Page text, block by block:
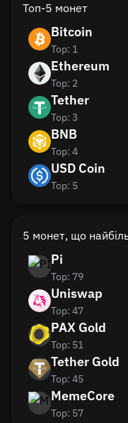
Топ-5 монет
Bitcoin
Top: 1
Ethereum
Top: 2
Tether
Top: 3
BNB
Top: 4
USD Coin
Top: 5
5 монет, що
Pi
Top: 79
Uniswap
Top: 47
PAX Gold
Top: 51
Tether Gold
Top: 45
MemeCore
Top: 57